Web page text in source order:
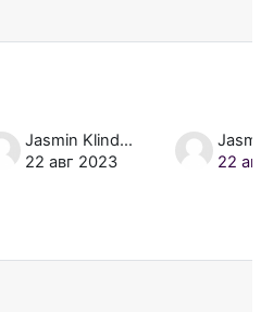
Jasmin Klindžić
22 авг 2023
22